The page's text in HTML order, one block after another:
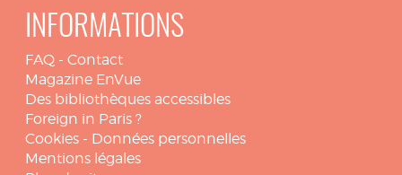
INFORMATIONS
FAQ - Contact
Magazine EnVue
Des bibliothèques accessibles
Foreign in Paris ?
Cookies - Données personnelles
Mentions légales